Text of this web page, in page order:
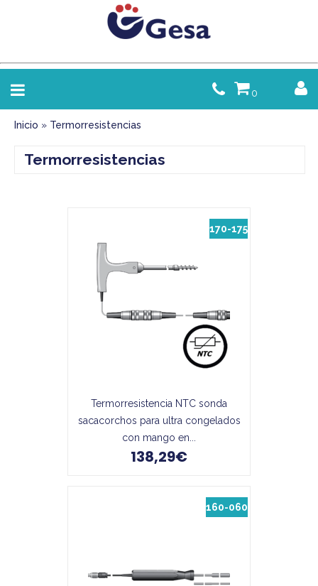
0
Inicio » Termorresistencias
Termorresistencias
Termorresistencia NTC sonda
sacacorchos para ultra congelados
con mango en...
138,29€
170-175
160-060